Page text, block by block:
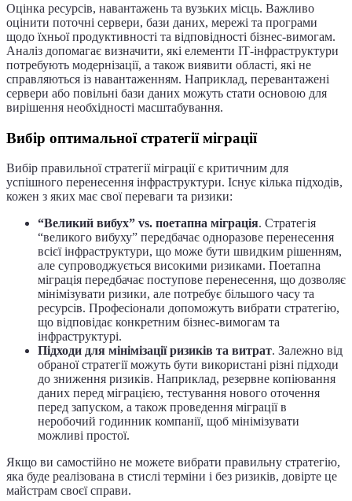
Оцінка ресурсів, навантажень та вузьких місць. Важливо
оцінити поточні сервери, бази даних, мережі та програми
щодо їхньої продуктивності та відповідності бізнес-вимогам.
Аналіз допомагає визначити, які елементи ІТ-інфраструктури
потребують модернізації, а також виявити області, які не
справляються із навантаженням. Наприклад, перевантажені
сервери або повільні бази даних можуть стати основою для
вирішення необхідності масштабування.
Вибір оптимальної стратегії міграції
Вибір правильної стратегії міграції є критичним для
успішного перенесення інфраструктури. Існує кілька підходів,
кожен з яких має свої переваги та ризики:
“Великий вибух” vs. поетапна міграція. Стратегія
“великого вибуху” передбачає одноразове перенесення
всієї інфраструктури, що може бути швидким рішенням,
але супроводжується високими ризиками. Поетапна
міграція передбачає поступове перенесення, що дозволяє
мінімізувати ризики, але потребує більшого часу та
ресурсів. Професіонали допоможуть вибрати стратегію,
що відповідає конкретним бізнес-вимогам та
інфраструктурі.
Підходи для мінімізації ризиків та витрат. Залежно від
обраної стратегії можуть бути використані різні підходи
до зниження ризиків. Наприклад, резервне копіювання
даних перед міграцією, тестування нового оточення
перед запуском, а також проведення міграції в
неробочий годинник компанії, щоб мінімізувати
можливі простої.
Якщо ви самостійно не можете вибрати правильну стратегію,
яка буде реалізована в стислі терміни і без ризиків, довірте це
майстрам своєї справи.